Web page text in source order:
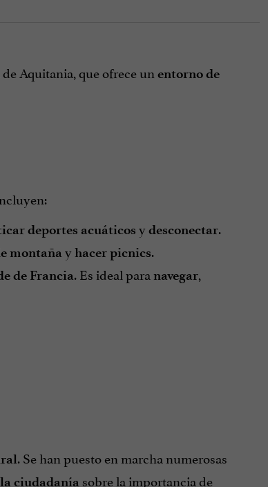
Aquitania, que ofrece un entorno de
deportes acuáticos y desconectar.
montaña y hacer picnics.
de Francia. Es ideal para navegar,
. Se han puesto en marcha numerosas
ciudadanía sobre la importancia de